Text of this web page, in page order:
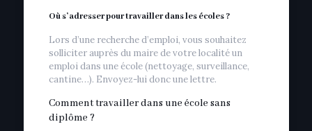
Où s’adresser pour travailler dans les écoles ?
Lors d’une recherche d’emploi, vous souhaitez
solliciter auprès du maire de votre localité un
emploi dans une école (nettoyage, surveillance,
cantine…). Envoyez-lui donc une lettre.
Comment travailler dans une école sans
diplôme ?